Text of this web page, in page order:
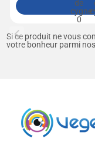
Si ce produit ne vous
votre bonheur parmi nos